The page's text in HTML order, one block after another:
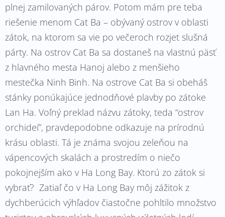
plnej zamilovaných párov. Potom mám pre teba
riešenie menom Cat Ba – obývaný ostrov v oblasti
zátok, na ktorom sa vie po večeroch rozjet slušná
párty. Na ostrov Cat Ba sa dostaneš na vlastnú päsť
z hlavného mesta Hanoj alebo z menšieho
mestečka Ninh Binh. Na ostrove Cat Ba si obeháš
stánky ponúkajúce jednodňové plavby po zátoke
Lan Ha. Voľný preklad názvu zátoky, teda “ostrov
orchideí”, pravdepodobne odkazuje na prírodnú
krásu oblasti. Tá je známa svojou zeleňou na
vápencových skalách a prostredím o niečo
pokojnejším ako v Ha Long Bay. Ktorú zo zátok si
vybrať? Zatiaľ čo v Ha Long Bay môj zážitok z
dychberúcich výhľadov čiastočne pohltilo množstvo